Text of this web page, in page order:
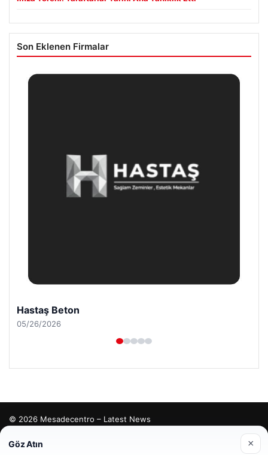
Son Eklenen Firmalar
Hastaş Beton
05/26/2026
© 2026 Mesadecentro – Latest News
Göz Atın ×